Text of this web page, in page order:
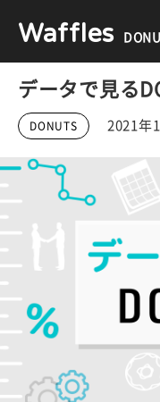
Waffles
DONUTS
ミクチャ
データで見る
DONUTS 2021年